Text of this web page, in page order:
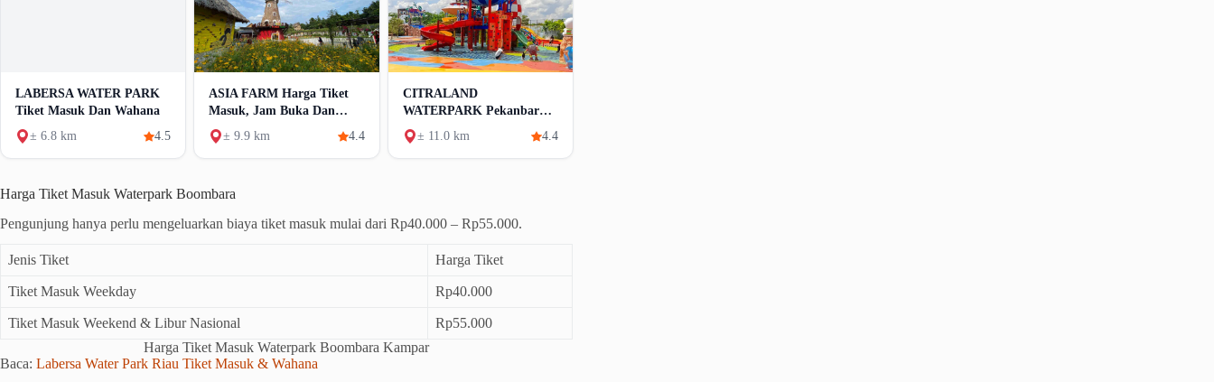
LABERSA WATER PARK
Tiket Masuk Dan Wahana
± 6.8 km
4.5
ASIA FARM Harga Tiket
Masuk, Jam Buka Dan
Wahana
± 9.9 km 4.4
CITRALAND
WATERPARK Pekanbaru
Tiket & Wahana
± 11.0 km 4.4
Harga Tiket Masuk Waterpark Boombara
Pengunjung hanya perlu mengeluarkan biaya tiket masuk mulai dari Rp40.000 – Rp55.000.
Jenis Tiket Harga Tiket
Tiket Masuk Weekday Rp40.000
Tiket Masuk Weekend & Libur Nasional
Rp55.000
Harga Tiket Masuk Waterpark Boombara Kampar
Baca: Labersa Water Park Riau Tiket Masuk & Wahana